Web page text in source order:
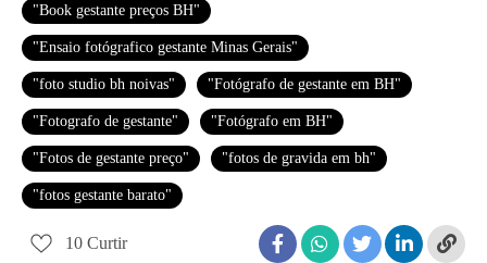
"Book gestante preços BH"
"Ensaio fotógrafico gestante Minas Gerais"
"foto studio bh noivas" "Fotógrafo de gestante em BH"
"Fotografo de gestante" "Fotógrafo em BH"
"Fotos de gestante preço" "fotos de gravida em bh"
"fotos gestante barato"
10 Curtir